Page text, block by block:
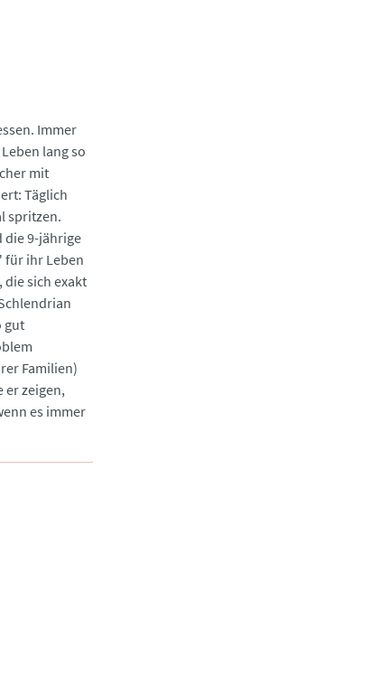
Immer
lang so
mit
Täglich
spritzen.
für ihr Leben
sich exakt
gut
Familien)
zeigen,
es immer